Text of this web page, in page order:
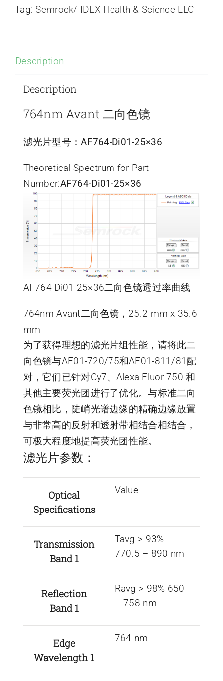
Tag:Semrock/ IDEX Health & Science LLC
Description
Description
764nm Avant 二向色镜
滤光片型号：AF764-Di01-25×36
Theoretical Spectrum for Part
Number:AF764-Di01-25×36
AF764-Di01-25×36二向色镜透过率曲线
764nm Avant二向色镜，25.2 mm x 35.6
mm
为了获得理想的滤光片组性能，请将此二
向色镜与AF01-720/75和AF01-811/81配
对，它们已针对Cy7、Alexa Fluor 750 和
其他主要荧光团进行了优化。与标准二向
色镜相比，陡峭光谱边缘的精确边缘放置
与非常高的反射和透射带相结合相结合，
可极大程度地提高荧光团性能。
滤光片参数：
Optical
Specifications
Value
Transmission
Band 1
Tavg > 93%
770.5 – 890 nm
Reflection
Band 1
Ravg > 98% 650
– 758 nm
Edge
Wavelength 1
764 nm